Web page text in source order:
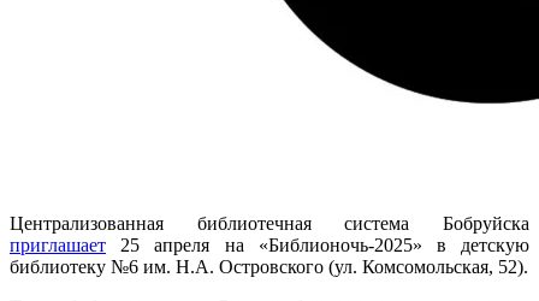
Централизованная библиотечная система Бобруйска
приглашает 25 апреля на «Библионочь-2025» в детскую
библиотеку №6 им. Н.А. Островского (ул. Комсомольская, 52).